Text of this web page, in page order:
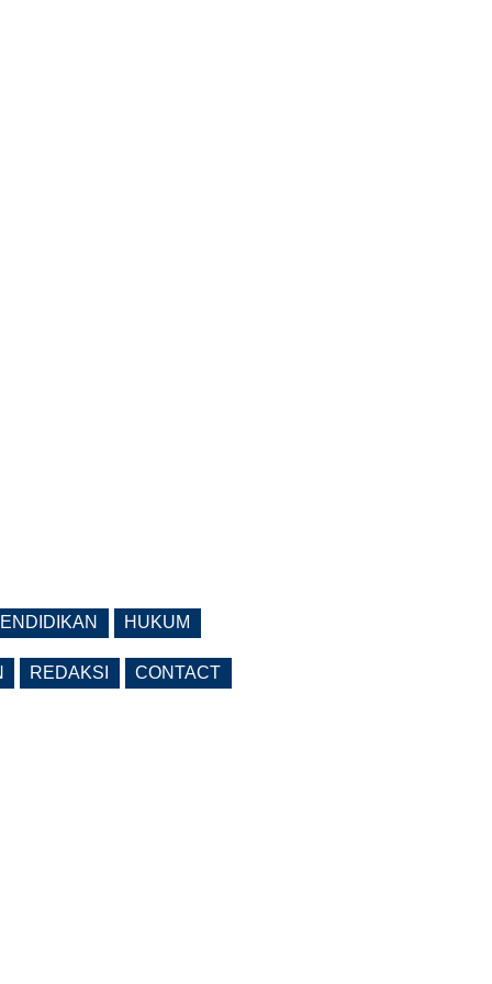
HUKUM
REDAKSI CONTACT